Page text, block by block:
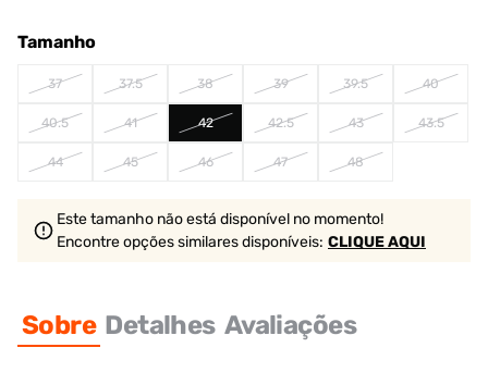
Tamanho
37 37.5 38 39 39.5 40
40.5 41 42 42.5 43 43.5
44 45 46 47 48
Este tamanho não está disponível no momento!
Encontre opções similaresdisponíveis: CLIQUE AQUI
Sobre Detalhes Avaliações